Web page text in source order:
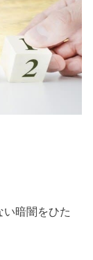
暗闇をひた